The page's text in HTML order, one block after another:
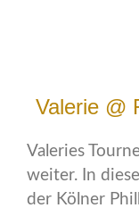
Valerie @
Valeries
weiter. In
der Kölner